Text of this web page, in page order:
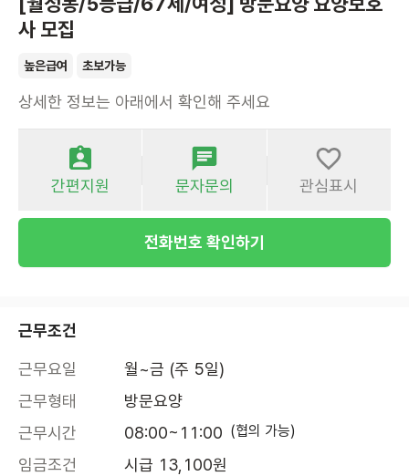
사 모집
높은급여 초보가능
상세한 정보는 아래에서 확인해 주세요
간편지원 문자문의 관심표시
전화번호 확인하기
근무조건
근무요일
월~금 (주 5일)
근무형태
방문요양
근무시간
08:00~11:00 (협의 가능)
임금조건
시급 13,100원